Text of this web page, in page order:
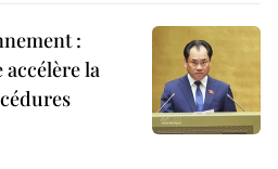
:
accélère la